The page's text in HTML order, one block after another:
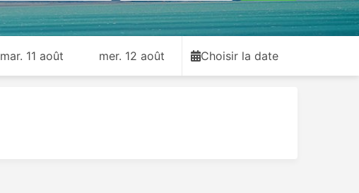
mar. 11 août mer. 12 août Choisir la date